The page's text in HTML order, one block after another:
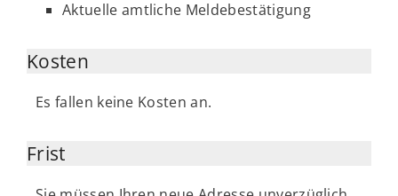
Aktuelle amtliche Meldebestätigung
Kosten
Es fallen keine Kosten an.
Frist